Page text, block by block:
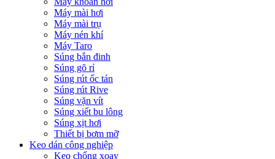
Máy mài hơi
Máy mài trụ
Máy nén khí
Máy Taro
Súng bắn đinh
Súng gõ rỉ
Súng rút ốc tán
Súng rút Rive
Súng vặn vít
Súng xiết bu lông
Súng xịt hơi
Thiết bị bơm mỡ
Keo dán công nghiệp
Keo chống xoay